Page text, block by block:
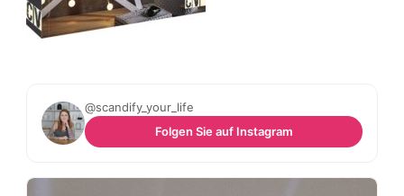
@scandify_your_life
Folgen Sie auf Instagram